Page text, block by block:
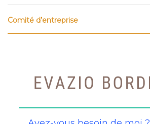
Comité d’entreprise